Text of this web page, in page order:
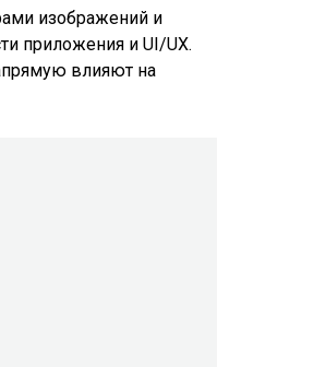
изображений и
приложения и UI/UX.
влияют на